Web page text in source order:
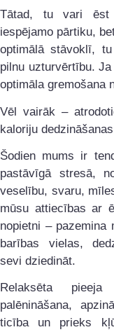
Tātad, tu vari ēst
iespējamo pārtiku,
optimālā stāvoklī,
pilnu uzturvērtību.
optimāla gremošana
Vēl vairāk –
kaloriju
Šodien mums ir
pastāvīgā stresā,
veselību, svaru,
mūsu attiecības ar
nopietni – pazemina
barības vielas,
sevi dziedināt.
Relaksēta
palēnināšana,
ticība un prieks